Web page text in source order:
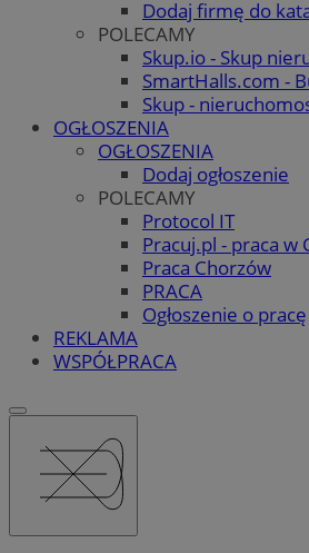
Dodaj firmę do
POLECAMY
Skup.io - Skup
SmartHalls.com -
Skup -
OGŁOSZENIA
OGŁOSZENIA
Dodaj ogłoszenie
POLECAMY
Protocol IT
Pracuj.pl - praca w
Praca Chorzów
PRACA
Ogłoszenie o pracę
REKLAMA
WSPÓŁPRACA